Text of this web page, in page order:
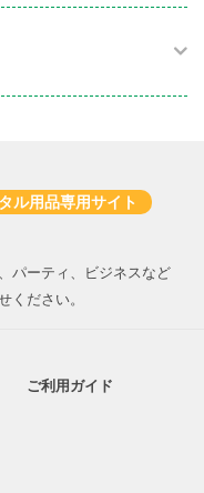
ル用品専用サイト
パーティ、ビジネスなど
ください。
ご利用ガイド